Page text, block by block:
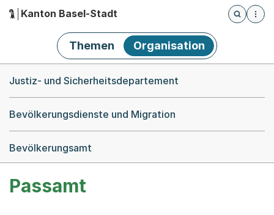
Hauptnavigation
Kanton Basel-Stadt
Öffnet
Themen Organisation
Justiz- und Sicherheitsdepartement
Bevölkerungsdienste und Migration
Bevölkerungsamt
Passamt